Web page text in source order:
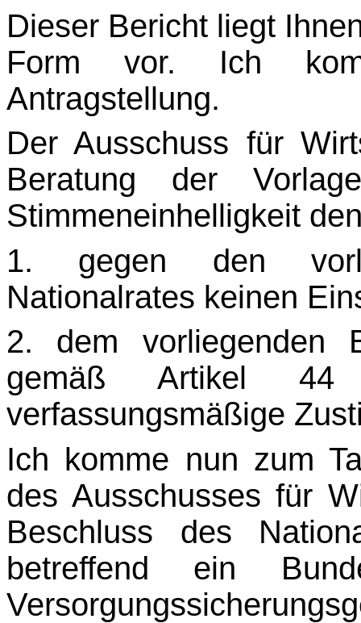
Dieser Bericht liegt
Form vor. Ich
Antragstellung.
Der Ausschuss für
Beratung der
Stimmeneinhelligkeit
1. gegen den
Nationalrates keinen
2. dem vorliegenden
gemäß Artikel
verfassungsmäßige
Ich komme nun zum
des Ausschusses für
Beschluss des
betreffend ein